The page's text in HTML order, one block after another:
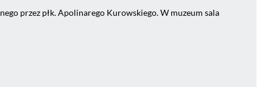
przez płk. Apolinarego Kurowskiego. W muzeum sala